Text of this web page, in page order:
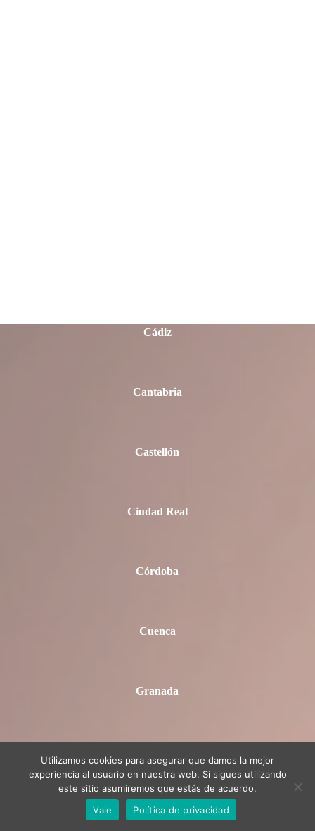
Cádiz
Cantabria
Castellón
Ciudad Real
Córdoba
Cuenca
Granada
Girona
Utilizamos cookies para asegurar que damos la mejor
experiencia al usuario en nuestra web. Si sigues utilizando
este sitio asumiremos que estás de acuerdo.
Vale
Política de privacidad